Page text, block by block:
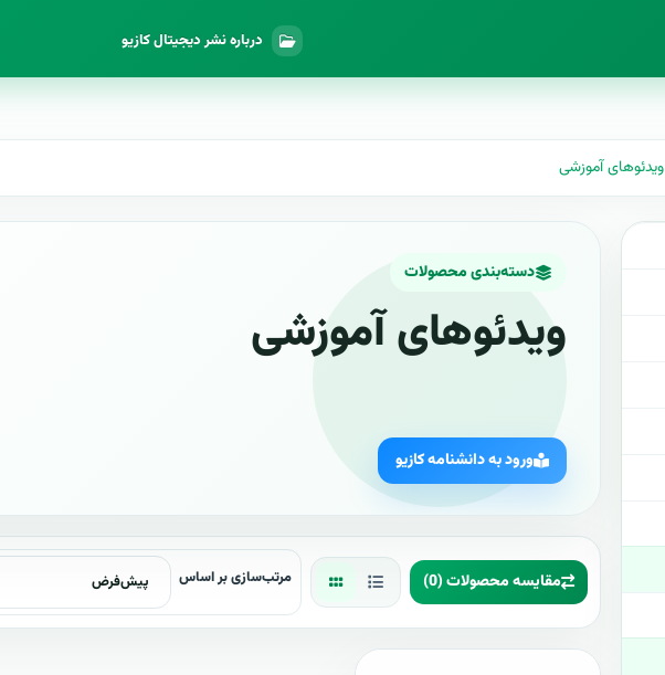
درباره نشر دیجیتال کازیو
ویدئوهای آموزشی
دسته‌بندی محصولات
ویدئوهای آموزشی
ورود به دانشنامه کازیو
مقایسه محصولات (0) مرتب‌سازی بر اساس